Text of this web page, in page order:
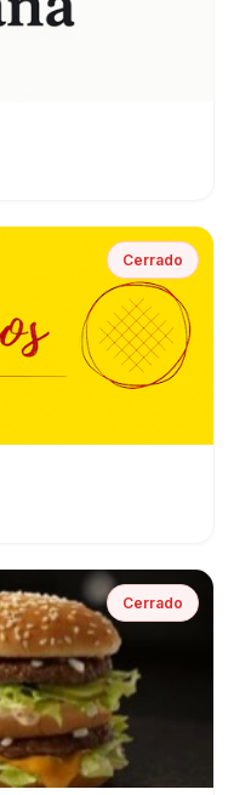
Cerrado
Cerrado